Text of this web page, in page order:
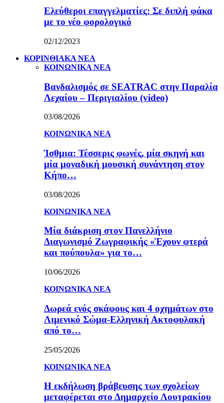
Ελεύθεροι επαγγελματίες: Σε διπλή φάκα
με το νέο φορολογικό
02/12/2023
ΚΟΡΙΝΘΙΑΚΑ ΝΕΑ
ΚΟΙΝΩΝΙΚΑ ΝΕΑ
Βανδαλισμός σε SEATRAC στην Παραλία
Λεχαίου – Περιγιαλίου (video)
03/08/2026
ΚΟΙΝΩΝΙΚΑ ΝΕΑ
Ίσθμια: Τέσσερις φωνές, μία σκηνή και
μία μοναδική μουσική συνάντηση στον
Κήπο…
03/08/2026
ΚΟΙΝΩΝΙΚΑ ΝΕΑ
Μία διάκριση στον Πανελλήνιο
Διαγωνισμό Ζωγραφικής «Έχουν φτερά
και πούπουλα» για το…
10/06/2026
ΚΟΙΝΩΝΙΚΑ ΝΕΑ
Δωρεά ενός σκάφους και 4 οχημάτων στο
Λιμενικό Σώμα-Ελληνική Ακτοφυλακή
από το…
25/05/2026
ΚΟΙΝΩΝΙΚΑ ΝΕΑ
Η εκδήλωση βράβευσης των σχολείων
μεταφέρεται στο Δημαρχείο Λουτρακίου